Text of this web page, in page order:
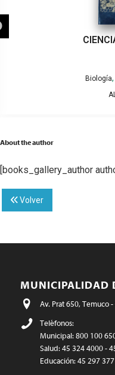
Biología,
About the author
[books_gallery_author
Volver
MUNICIPALIDAD
Av. Prat 650, Temuco -
Teléfonos:
Municipal: 800 100
Salud: 45 324 4000 -
Educación: 45 297